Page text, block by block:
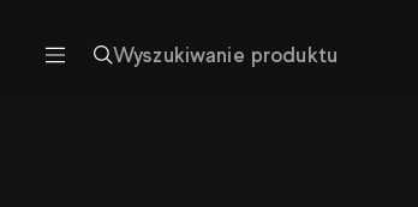
Wyszukiwanie produktu